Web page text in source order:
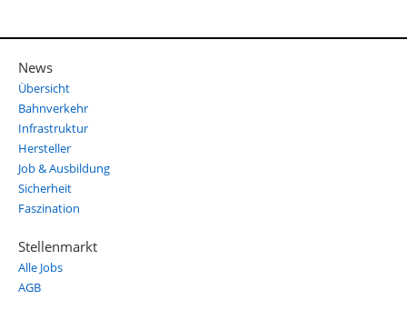
News
Übersicht
Bahnverkehr
Infrastruktur
Hersteller
Job & Ausbildung
Sicherheit
Faszination
Stellenmarkt
Alle Jobs
AGB